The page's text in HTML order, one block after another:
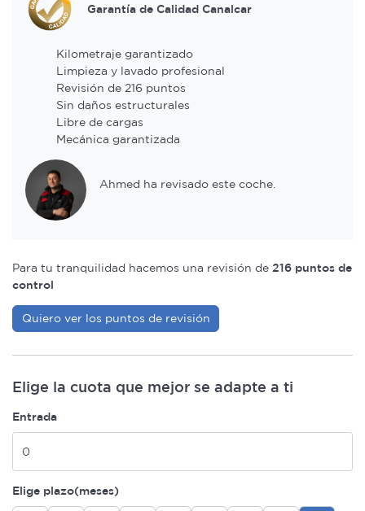
Garantía de Calidad Canalcar
Kilometraje garantizado
Limpieza y lavado profesional
Revisión de 216 puntos
Sin daños estructurales
Libre de cargas
Mecánica garantizada
Ahmed ha revisado este coche.
Para tu tranquilidad hacemos una revisión de 216 puntos de
control
Quiero ver los puntos de revisión
Elige la cuota que mejor se adapte a ti
Entrada
Elige plazo(meses)